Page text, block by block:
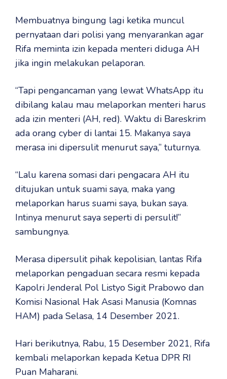
Membuatnya bingung lagi ketika muncul
pernyataan dari polisi yang menyarankan agar
Rifa meminta izin kepada menteri diduga AH
jika ingin melakukan pelaporan.
“Tapi pengancaman yang lewat WhatsApp itu
dibilang kalau mau melaporkan menteri harus
ada izin menteri (AH, red). Waktu di Bareskrim
ada orang cyber di lantai 15. Makanya saya
merasa ini dipersulit menurut saya,” tuturnya.
“Lalu karena somasi dari pengacara AH itu
ditujukan untuk suami saya, maka yang
melaporkan harus suami saya, bukan saya.
Intinya menurut saya seperti di persulit!”
sambungnya.
Merasa dipersulit pihak kepolisian, lantas Rifa
melaporkan pengaduan secara resmi kepada
Kapolri Jenderal Pol Listyo Sigit Prabowo dan
Komisi Nasional Hak Asasi Manusia (Komnas
HAM) pada Selasa, 14 Desember 2021.
Hari berikutnya, Rabu, 15 Desember 2021, Rifa
kembali melaporkan kepada Ketua DPR RI
Puan Maharani.